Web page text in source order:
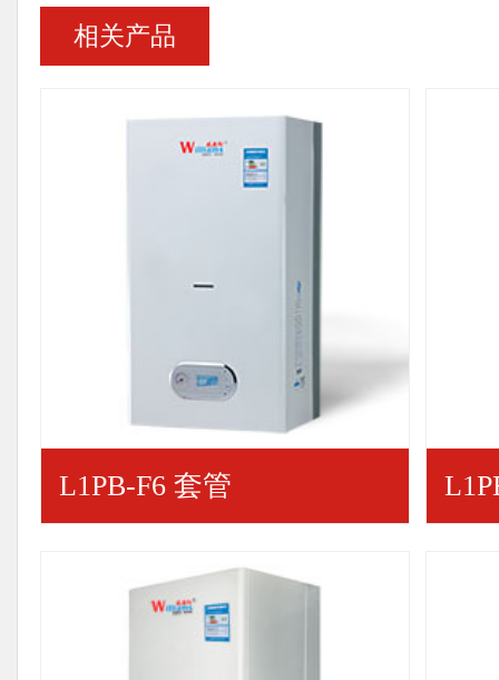
相关产品
L1PB-F6 套管